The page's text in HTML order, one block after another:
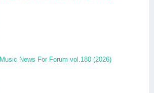
Music News For Forum vol.180 (2026)